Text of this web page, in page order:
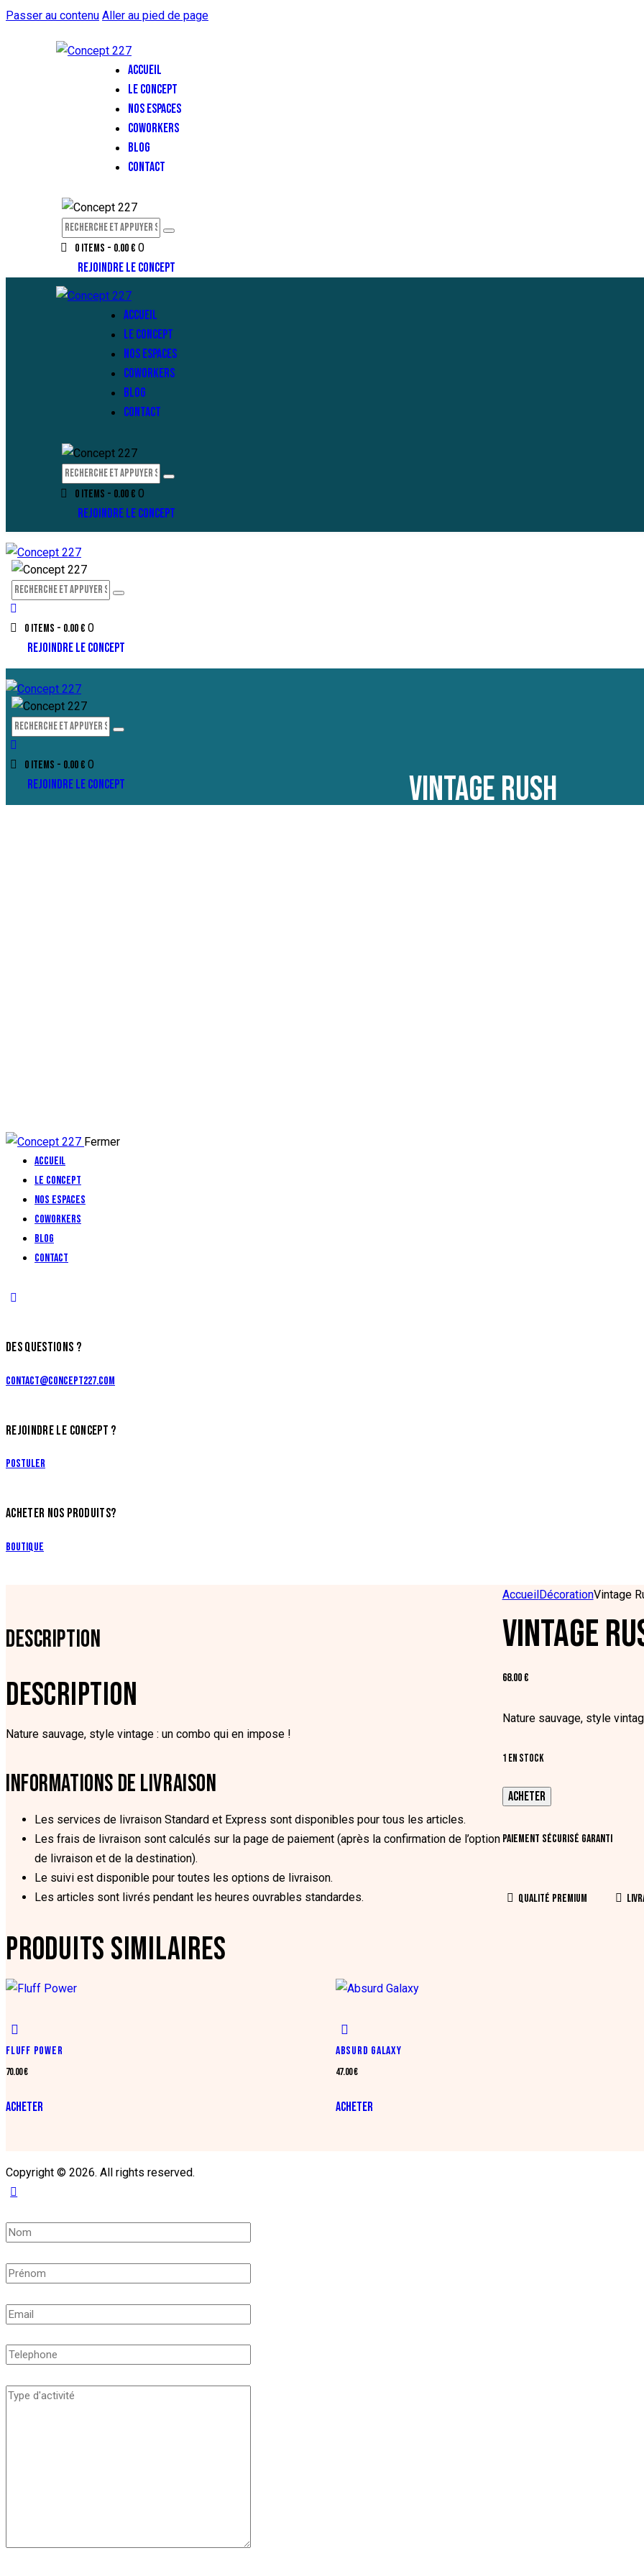
Passer au contenu Aller au pied de page
ACCUEIL
LE CONCEPT
NOS ESPACES
COWORKERS
BLOG
CONTACT
0 items - 0.00 € 0
REJOINDRE LE CONCEPT
ACCUEIL
LE CONCEPT
NOS ESPACES
COWORKERS
BLOG
CONTACT
0 items - 0.00 € 0
REJOINDRE LE CONCEPT
0 items - 0.00 € 0
REJOINDRE LE CONCEPT
0 items - 0.00 € 0
REJOINDRE LE CONCEPT VINTAGE RUSH
Fermer
Accueil
Le concept
Nos espaces
Coworkers
Blog
Contact
DES QUESTIONS ?
contact@concept227.com
REJOINDRE LE CONCEPT ?
Postuler
ACHETER NOS PRODUITS?
Boutique
AccueilDécorationVintage
VINTAGE
68.00€
Nature sauvage, style
1 en stock
quantité
Vintage
ACHETER
Paiement sécurisé garanti
Qualité Premium
DESCRIPTION
DESCRIPTION
Nature sauvage, style vintage : un combo qui en impose !
INFORMATIONS DE LIVRAISON
Les services de livraison Standard et Express sont disponibles pour tous les articles.
Les frais de livraison sont calculés sur la page de paiement (après la confirmation de l’option
de livraison et de la destination).
Le suivi est disponible pour toutes les options de livraison.
Les articles sont livrés pendant les heures ouvrables standardes.
PRODUITS SIMILAIRES
FLUFF POWER
70.00€
ACHETER
ABSURD GALAXY
47.00€
ACHETER
Copyright © 2026. All rights reserved.